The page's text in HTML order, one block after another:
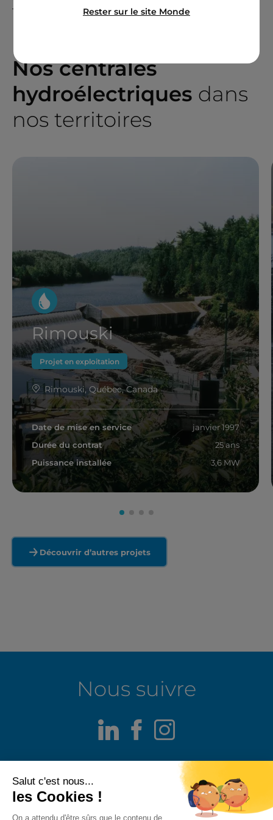
1995. Elle produit 6 MW d'hydroélectricité.
Nos centrales
hydroélectriques dans
nos territoires
Rimouski
Projet en exploitation
Rimouski, Québec, Canada
Date de mise en service
janvier 1997
Durée du contrat
25 ans
Puissance installée
3,6 MW
En savoir plus
Découvrir d’autres projets
Nous suivre
LinkedIn
Facebook
Instagram
Rester sur le site Monde